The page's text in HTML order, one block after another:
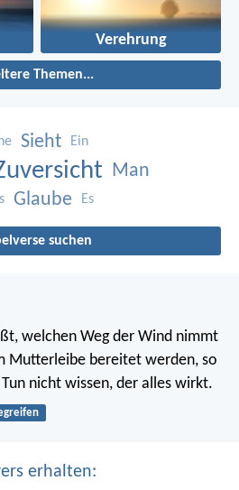
Verehrung
Themen...
Sieht Ein
Man
Glaube Es
suchen
welchen Weg der Wind nimmt
Mutterleibe bereitet werden, so
nicht wissen, der alles wirkt.
erhalten: